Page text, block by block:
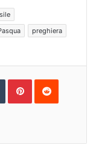
preghiera
TumblrPinterestReddit